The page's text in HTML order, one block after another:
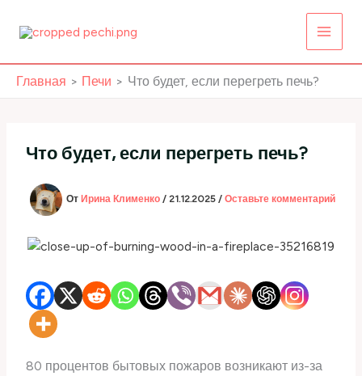
Главная Печи Что будет, если перегреть печь?
Что будет, если перегреть печь?
От Ирина Клименко/21.12.2025/Оставьте комментарий
80 процентов бытовых пожаров возникают из-за